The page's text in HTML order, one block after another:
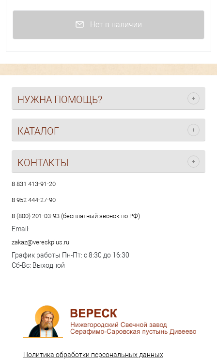
Нет в наличии
НУЖНА ПОМОЩЬ?
КАТАЛОГ
КОНТАКТЫ
8 831 413-91-20
8 952 444-27-90
8 (800) 201-03-93 (бесплатный звонок по РФ)
Email:
zakaz@vereskplus.ru
График работы Пн-Пт: с 8:30 до 16:30
Сб-Вс: Выходной
Политика обработки персональных данных